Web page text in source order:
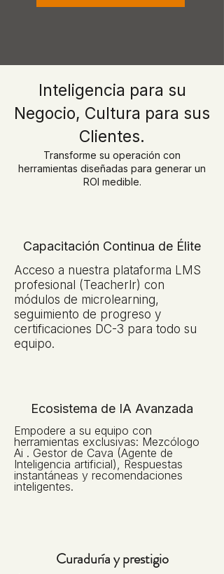
Inteligencia para su
Negocio, Cultura para sus
Clientes.
Transforme su operación con
herramientas diseñadas para generar un
ROI medible.
Capacitación Continua de Élite
Acceso a nuestra plataforma LMS
profesional (Teacherlr) con
módulos de microlearning,
seguimiento de progreso y
certificaciones DC-3 para todo su
equipo.
Ecosistema de IA Avanzada
Empodere a su equipo con
herramientas exclusivas: Mezcólogo
Ai . Gestor de Cava (Agente de
Inteligencia artificial), Respuestas
instantáneas y recomendaciones
inteligentes.
Curaduría y prestigio